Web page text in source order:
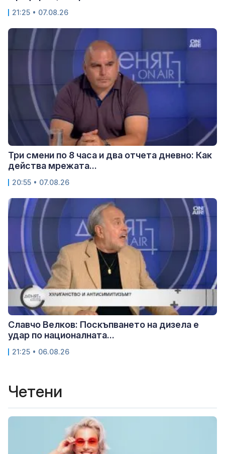
21:25 • 07.08.26
Три смени по 8 часа и два отчета дневно: Как
действа мрежата...
20:55 • 07.08.26
Славчо Велков: Поскъпването на дизела е
удар по националната...
21:25 • 06.08.26
Четени